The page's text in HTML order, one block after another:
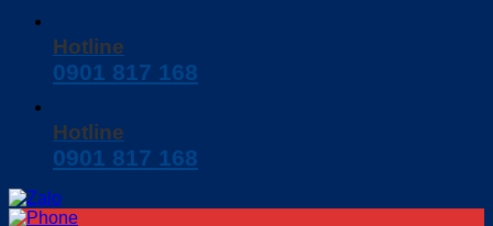
Hotline
0901 817 168
Hotline
0901 817 168